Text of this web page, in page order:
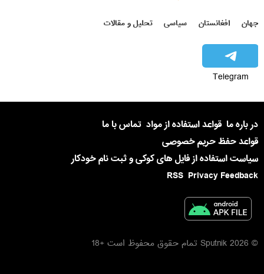
جهان افغانستان سیاسی تحلیل و مقالات
Telegram
در باره ما قواعد استفاده از مواد تماس با ما
قواعد حفظ حریم خصوصی
سیاست استفاده از فایل های کوکی و ثبت نام خودکار
Privacy Feedback
RSS
© 2026 Sputnik تمام حقوق محفوظ است +18